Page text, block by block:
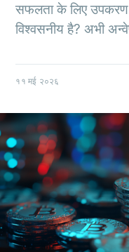
सफलता के लिए उपकरण
विश्वसनीय है? अभी
११ मई २०२६